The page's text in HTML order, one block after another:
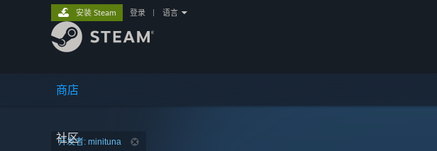
商店
社区
安装 Steam 登录 语言
开发者: minituna